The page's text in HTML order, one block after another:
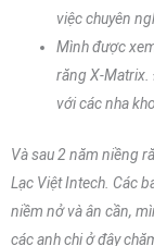
việc chuyên
Mình được
răng X-Matrix.
với các nha
Và sau 2 năm niềng
Lạc Việt Intech. Các
niềm nở và ân cần,
các anh chị ở đây